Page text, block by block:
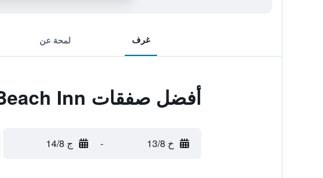
غرف لمحة عن
أفضل صفقات Kamala Beach Inn
خ 13/8 - ج 14/8